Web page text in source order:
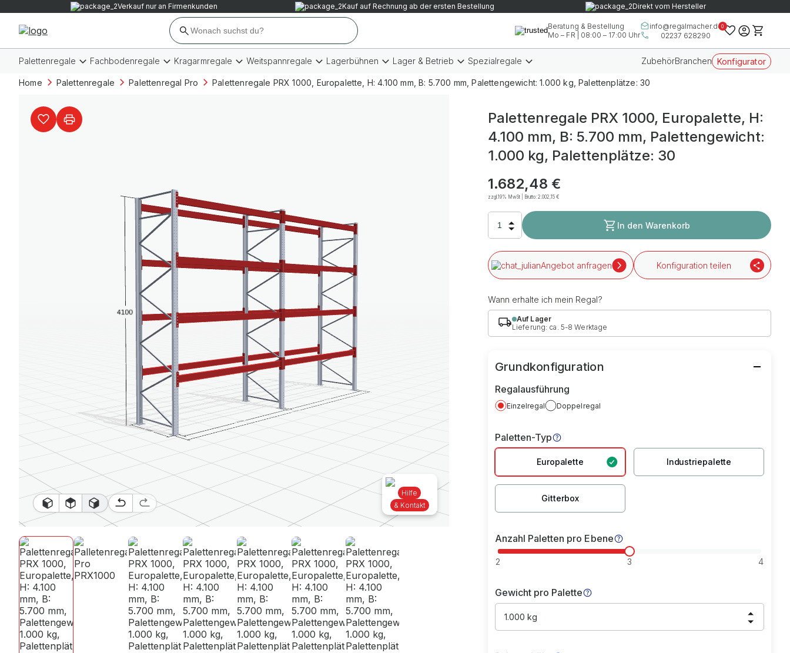
Verkauf nur an Firmenkunden Kauf auf Rechnung ab der ersten Bestellung Direkt vom Hersteller
Beratung & Bestellung
Mo – FR | 08:00 – 17:00 Uhr
info@regalmacher.de
02237 628290
0
Palettenregale Fachbodenregale Kragarmregale Weitspannregale Lagerbühnen Lager & Betrieb Spezialregale ZubehörBranchen Konfigurator
Home Palettenregale Palettenregal Pro Palettenregale PRX 1000, Europalette, H: 4.100 mm, B: 5.700 mm, Palettengewicht: 1.000 kg, Palettenplätze: 30
Hilfe
& Kontakt
Palettenregale PRX 1000, Europalette, H:
4.100 mm, B: 5.700 mm, Palettengewicht:
1.000 kg, Palettenplätze: 30
1.682,48 €
zzgl.19% MwSt | Brutto:2.002,15 €
In den Warenkorb
Angebot anfragen Konfiguration teilen
Wann erhalte ich mein Regal?
Auf Lager
Lieferung: ca. 5-8 Werktage
Grundkonfiguration
Regalausführung
Einzelregal Doppelregal
Paletten-Typ
Europalette Industriepalette
Gitterbox
Anzahl Paletten pro Ebene
2 3 4
Gewicht pro Palette
1.000 kg